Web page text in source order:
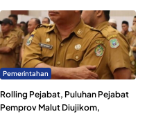
Pemerintahan
Rolling Pejabat, Puluhan Pejabat
Pemprov Malut Diujikom,